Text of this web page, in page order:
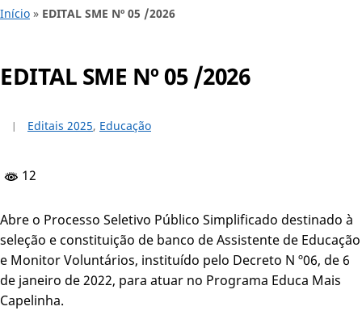
Início » EDITAL SME Nº 05 /2026
EDITAL SME Nº 05 /2026
Editais 2025, Educação
12
Abre o Processo Seletivo Público Simplificado destinado à
seleção e constituição de banco de Assistente de Educação
e Monitor Voluntários, instituído pelo Decreto N º06, de 6
de janeiro de 2022, para atuar no Programa Educa Mais
Capelinha.